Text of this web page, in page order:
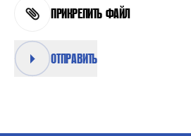
ПРИКРЕПИТЬ ФАЙЛ
ОТПРАВИТЬ